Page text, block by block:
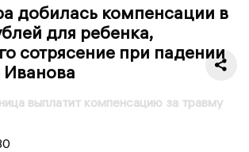
добилась компенсации в
для ребенка,
сотрясение при падении
Иванова
выплатит компенсацию за травму